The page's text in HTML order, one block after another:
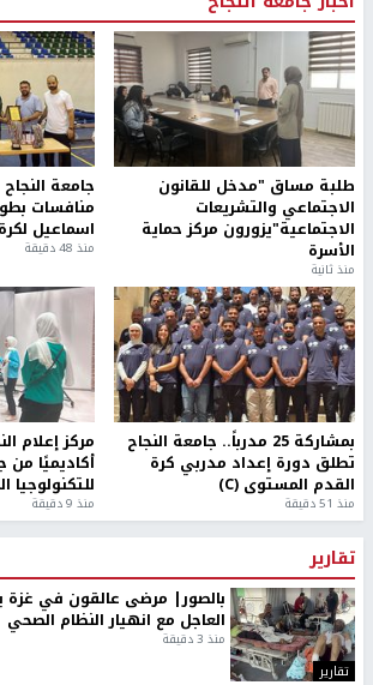
طلبة مساق "مدخل للقانون
الاجتماعي والتشريعات
الاجتماعية"يزورون مركز حماية
الأسرة
منذ ثانية
جامعة
منافسات
اسماعيل
منذ 48 دقيقة
بمشاركة 25 مدرباً.. جامعة النجاح
تطلق دورة إعداد مدربي كرة
القدم المستوى (C)
منذ 51 دقيقة
مركز إعلام
أكاديميًا من
للتكنولوجيا
منذ 9 دقيقة
تقارير
تقارير
بالصور| مرضى عالقون في غزة
العاجل مع انهيار النظام الصحي
منذ 3 دقيقة